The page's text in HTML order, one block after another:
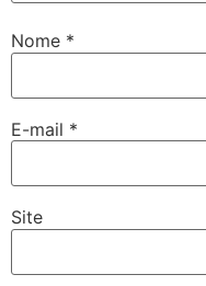
Nome *
E-mail *
Site